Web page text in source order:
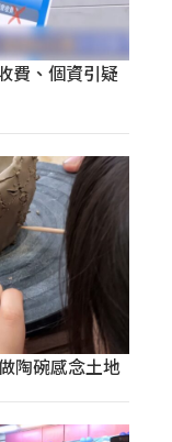
費、個資引疑
陶碗感念土地